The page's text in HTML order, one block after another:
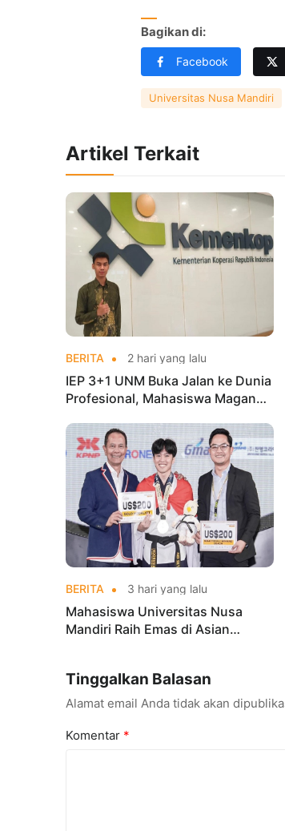
Bagikan di:
Facebook
Universitas Nusa Mandiri
Artikel Terkait
BERITA 2 hari yang lalu
IEP 3+1 UNM Buka Jalan ke Dunia
Profesional, Mahasiswa Magang
BERITA 3 hari yang lalu
Mahasiswa Universitas Nusa
Mandiri Raih Emas di Asian
Tinggalkan Balasan
Alamat email Anda tidak akan
Komentar *